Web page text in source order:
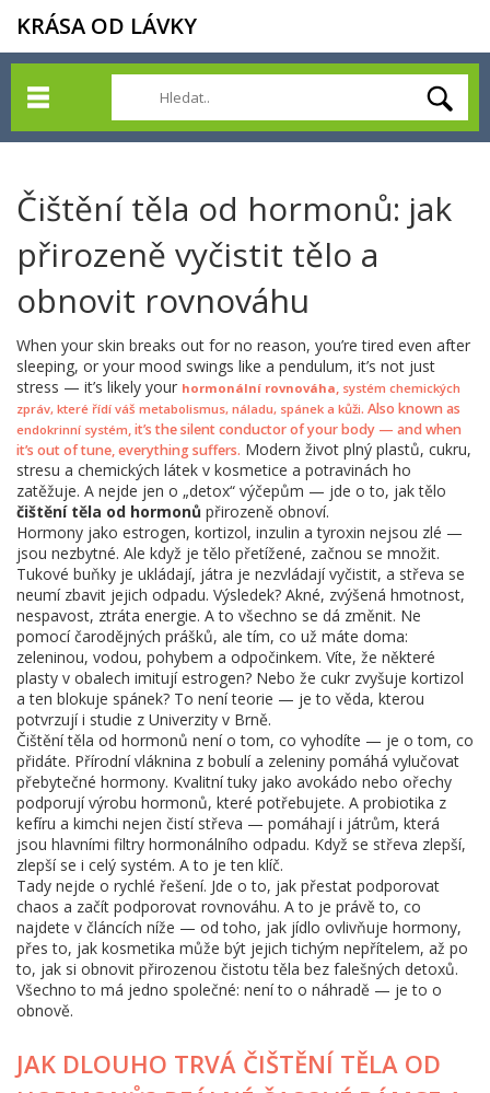
KRÁSA OD LÁVKY
Čištění těla od hormonů: jak
přirozeně vyčistit tělo a
obnovit rovnováhu
When your skin breaks out for no reason, you’re tired even after
sleeping, or your mood swings like a pendulum, it’s not just
stress — it’s likely your hormonální rovnováha, systém chemických
zpráv, které řídí váš metabolismus, náladu, spánek a kůži. Also known as
endokrinní systém, it’s the silent conductor of your body — and when
it’s out of tune, everything suffers. Modern život plný plastů, cukru,
stresu a chemických látek v kosmetice a potravinách ho
zatěžuje. A nejde jen o „detox“ výčepům — jde o to, jak tělo
čištění těla od hormonů přirozeně obnoví.
Hormony jako estrogen, kortizol, inzulin a tyroxin nejsou zlé —
jsou nezbytné. Ale když je tělo přetížené, začnou se množit.
Tukové buňky je ukládají, játra je nezvládají vyčistit, a střeva se
neumí zbavit jejich odpadu. Výsledek? Akné, zvýšená hmotnost,
nespavost, ztráta energie. A to všechno se dá změnit. Ne
pomocí čarodějných prášků, ale tím, co už máte doma:
zeleninou, vodou, pohybem a odpočinkem. Víte, že některé
plasty v obalech imitují estrogen? Nebo že cukr zvyšuje kortizol
a ten blokuje spánek? To není teorie — je to věda, kterou
potvrzují i studie z Univerzity v Brně.
Čištění těla od hormonů není o tom, co vyhodíte — je o tom, co
přidáte. Přírodní vláknina z bobulí a zeleniny pomáhá vylučovat
přebytečné hormony. Kvalitní tuky jako avokádo nebo ořechy
podporují výrobu hormonů, které potřebujete. A probiotika z
kefíru a kimchi nejen čistí střeva — pomáhají i játrům, která
jsou hlavními filtry hormonálního odpadu. Když se střeva zlepší,
zlepší se i celý systém. A to je ten klíč.
Tady nejde o rychlé řešení. Jde o to, jak přestat podporovat
chaos a začít podporovat rovnováhu. A to je právě to, co
najdete v článcích níže — od toho, jak jídlo ovlivňuje hormony,
přes to, jak kosmetika může být jejich tichým nepřítelem, až po
to, jak si obnovit přirozenou čistotu těla bez falešných detoxů.
Všechno to má jedno společné: není to o náhradě — je to o
obnově.
JAK DLOUHO TRVÁ ČIŠTĚNÍ TĚLA OD